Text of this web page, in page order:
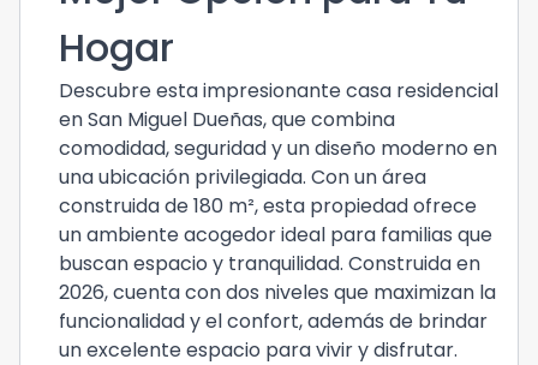
Hogar
Descubre esta impresionante casa residencial
en San Miguel Dueñas, que combina
comodidad, seguridad y un diseño moderno en
una ubicación privilegiada. Con un área
construida de 180 m², esta propiedad ofrece
un ambiente acogedor ideal para familias que
buscan espacio y tranquilidad. Construida en
2026, cuenta con dos niveles que maximizan la
funcionalidad y el confort, además de brindar
un excelente espacio para vivir y disfrutar.